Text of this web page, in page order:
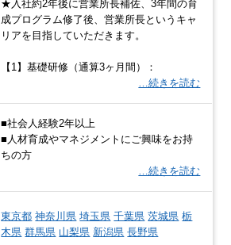
★入社約2年後に営業所長補佐、3年間の育
成プログラム修了後、営業所長というキャ
リアを目指していただきます。
【1】基礎研修（通算3ヶ月間）：
…続きを読む
■社会人経験2年以上
■人材育成やマネジメントにご興味をお持
ちの方
…続きを読む
東京都 神奈川県 埼玉県 千葉県 茨城県 栃
木県 群馬県 山梨県 新潟県 長野県